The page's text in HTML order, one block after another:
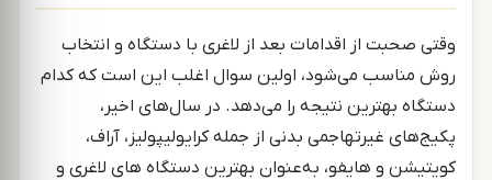
وقتی صحبت از اقدامات بعد از لاغری با دستگاه و انتخاب
روش مناسب می‌شود، اولین سوال اغلب این است که کدام
دستگاه بهترین نتیجه را می‌دهد. در سال‌های اخیر،
پکیج‌های غیرتهاجمی بدنی از جمله کرایولیپولیز، آر‌اف،
کویتیشن و هایفو، به‌عنوان بهترین دستگاه های لاغری و